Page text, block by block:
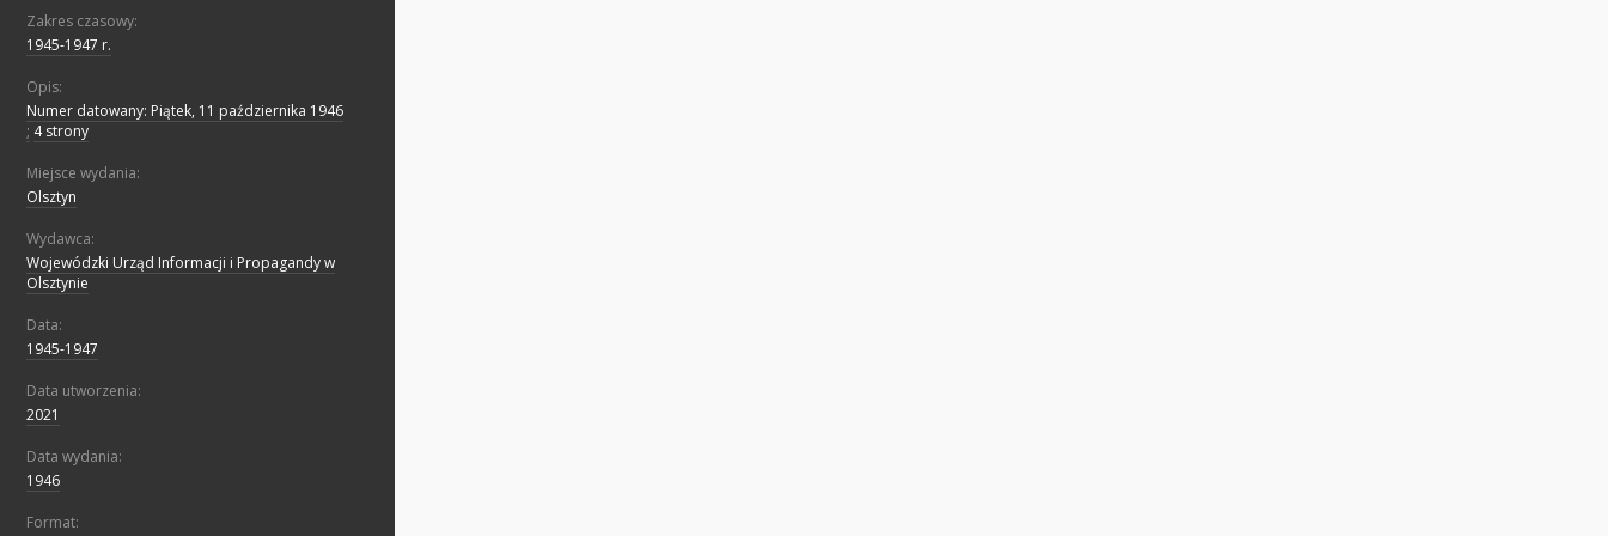
Zakres czasowy:
1945-1947 r.
Opis:
Numer datowany: Piątek, 11 października 1946
; 4 strony
Miejsce wydania:
Olsztyn
Wydawca:
Wojewódzki Urząd Informacji i Propagandy w
Olsztynie
Data:
1945-1947
Data utworzenia:
2021
Data wydania:
1946
Format: